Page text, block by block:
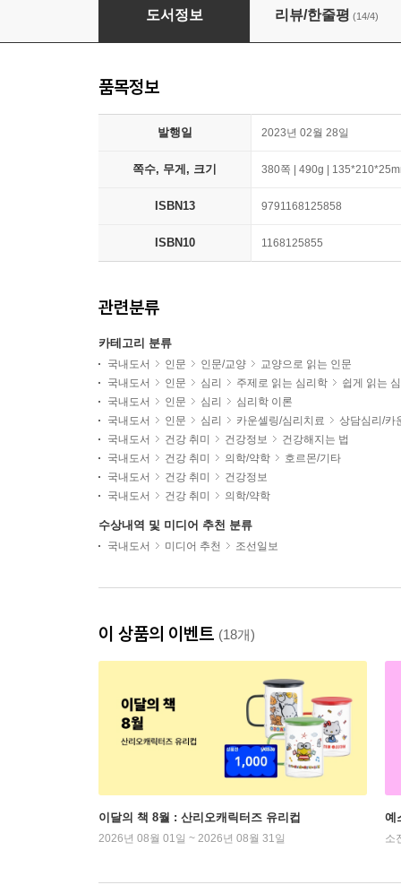
내 몸이 불안을 말한다
도서정보 리뷰/한줄평 (14/4)
품목정보
발행일 2023년 02월 28일
쪽수, 무게, 크기 380쪽 | 490g |
ISBN13 9791168125858
ISBN10 1168125855
관련분류
카테고리 분류
국내도서 인문 인문/교양
교양으로 읽는 인문
국내도서
인문 심리 주제로 읽는 심리학
쉽게 읽는
국내도서
인문 심리
심리학 이론
국내도서
인문 심리 카운셀링/심리치료
상담심리/카
국내도서
건강 취미 건강정보
건강해지는 법
국내도서
건강 취미 의학/약학
호르몬/기타
국내도서
건강 취미
건강정보
국내도서
건강 취미 의학/약학
수상내역 및 미디어 추천 분류
국내도서 미디어 추천 조선일보
이 상품의 이벤트 (18개)
이달의 책 8월 : 산리오캐릭터즈 유리컵
2026년 08월 01일 ~ 2026년 08월 31일
예
소